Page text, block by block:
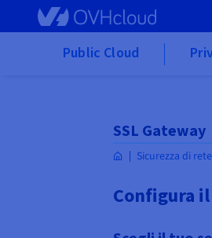
Skip to main content
Public Cloud
SSL Gateway
Sicurezza di rete